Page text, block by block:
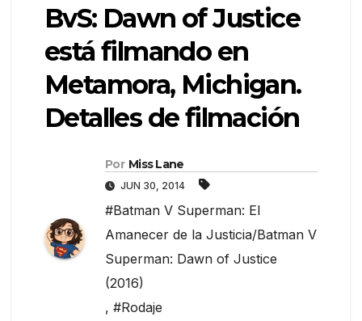
BvS: Dawn of Justice
está filmando en
Metamora, Michigan.
Detalles de filmación
Por Miss Lane
JUN 30, 2014
#Batman V Superman: El
Amanecer de la Justicia/Batman V
Superman: Dawn of Justice
(2016)
, #Rodaje